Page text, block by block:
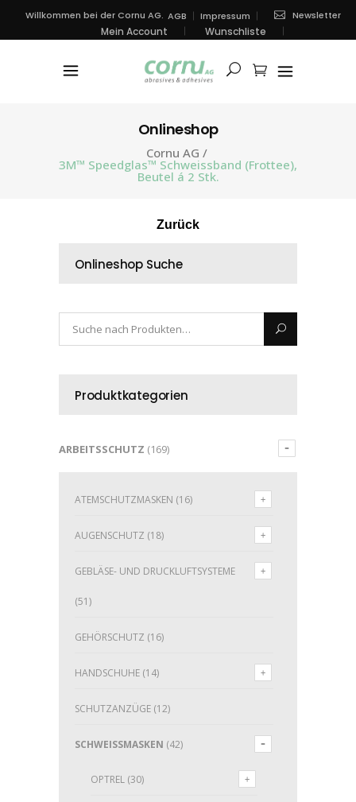
Willkommen bei der Cornu AG. AGB Impressum Newsletter
Mein Account Wunschliste
Onlineshop
Cornu AG /
3M™ Speedglas™ Schweissband (Frottee),
Beutel á 2 Stk.
Zurück
Onlineshop Suche
Produktkategorien
ARBEITSSCHUTZ (169)
ATEMSCHUTZMASKEN (16)
AUGENSCHUTZ (18)
GEBLÄSE- UND DRUCKLUFTSYSTEME
(51)
GEHÖRSCHUTZ (16)
HANDSCHUHE (14)
SCHUTZANZÜGE (12)
SCHWEISSMASKEN (42)
OPTREL (30)